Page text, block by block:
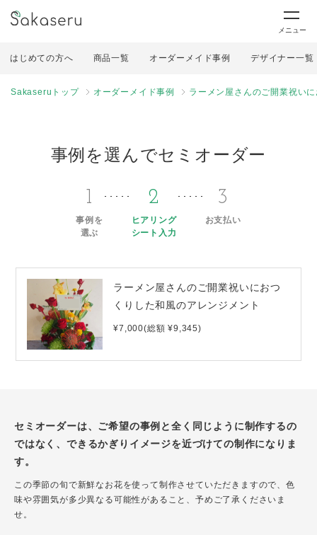
メニュー
はじめての方へ 商品一覧 オーダーメイド事例 デザイナー一覧
Sakaseruトップ オーダーメイド事例 ラーメン屋さんのご開業祝い
事例を選んでセミオーダー
1
事例を
選ぶ
2
ヒアリング
シート入力
3
お支払い
ラーメン屋さんのご開業祝いにおつ
くりした和風のアレンジメント
¥7,000(総額 ¥9,345)
セミオーダーは、ご希望の事例と全く同じように制作するの
ではなく、できるかぎりイメージを近づけての制作になりま
す。
この季節の旬で新鮮なお花を使って制作させていただきますので、色
味や雰囲気が多少異なる可能性があること、予めご了承くださいま
せ。